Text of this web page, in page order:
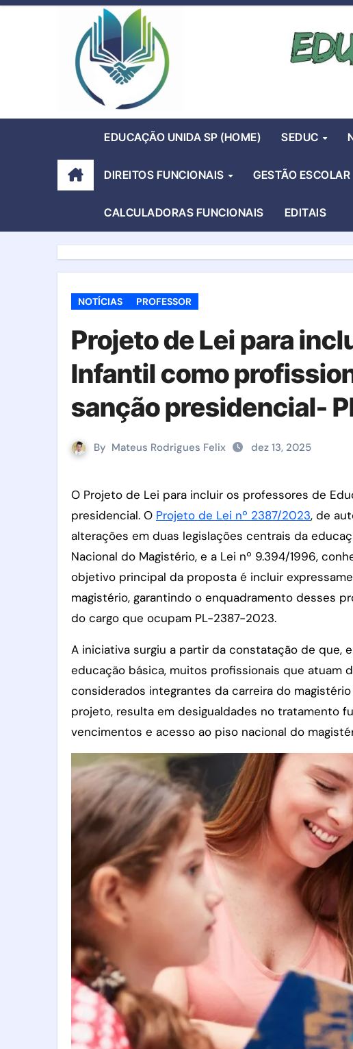
Skip
EDUCAÇÃO UNIDA SP (HOME) SEDUC
DIREITOS FUNCIONAIS GESTÃO ESCOLAR
CALCULADORAS FUNCIONAIS EDITAIS
NOTÍCIAS PROFESSOR
Projeto de Lei para
Infantil como
sanção presidencial-
By Mateus Rodrigues Felix dez 13, 2025
O Projeto de Lei para incluir os professores de Educação Infantil como profissionais do magistério vai para sanção
presidencial. O Projeto de Lei nº 2387/2023, de
alterações em duas legislações centrais da
Nacional do Magistério, e a Lei nº 9.394/1996,
objetivo principal da proposta é incluir
magistério, garantindo o enquadramento desses
do cargo que ocupam PL-2387-2023.
A iniciativa surgiu a partir da constatação de que,
educação básica, muitos profissionais que atuam
considerados integrantes da carreira do
projeto, resulta em desigualdades no tratamento
vencimentos e acesso ao piso nacional do